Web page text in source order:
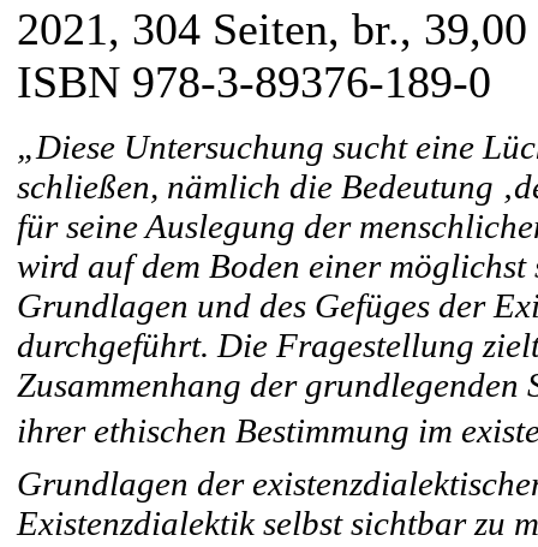
2021, 304 Seiten, br., 39,00
ISBN 978-3-89376-189-0
„Diese Untersuchung sucht eine
schließen, nämlich die Bedeutung
für seine Auslegung der
wird auf dem Boden einer
Grundlagen und des Gefüges der
durchgeführt. Die Fragestellung
Zusammenhang der grundlegenden
ihrer ethischen Bestimmung im
Grundlagen der
Existenzdialektik selbst sichtbar zu